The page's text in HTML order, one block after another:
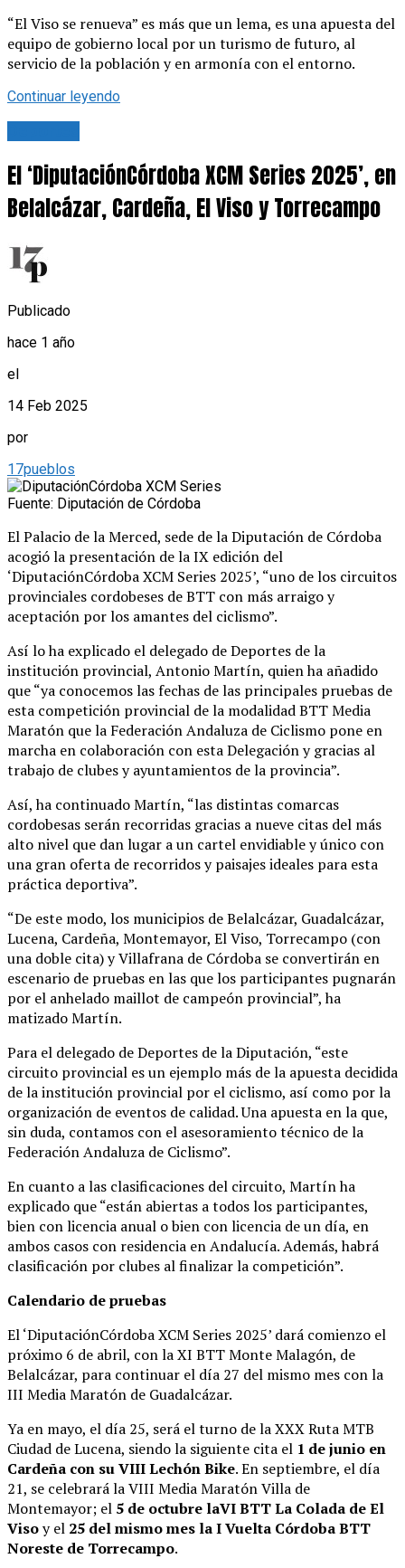
“El Viso se renueva” es más que un lema, es una apuesta del
equipo de gobierno local por un turismo de futuro, al
servicio de la población y en armonía con el entorno.
Continuar leyendo
El ‘DiputaciónCórdoba XCM Series 2025’, en
Belalcázar, Cardeña, El Viso y Torrecampo
Publicado
hace 1 año
el
14 Feb 2025
por
17pueblos
Fuente: Diputación de Córdoba
El Palacio de la Merced, sede de la Diputación de Córdoba
acogió la presentación de la IX edición del
‘DiputaciónCórdoba XCM Series 2025’, “uno de los circuitos
provinciales cordobeses de BTT con más arraigo y
aceptación por los amantes del ciclismo”.
Así lo ha explicado el delegado de Deportes de la
institución provincial, Antonio Martín, quien ha añadido
que “ya conocemos las fechas de las principales pruebas de
esta competición provincial de la modalidad BTT Media
Maratón que la Federación Andaluza de Ciclismo pone en
marcha en colaboración con esta Delegación y gracias al
trabajo de clubes y ayuntamientos de la provincia”.
Así, ha continuado Martín, “las distintas comarcas
cordobesas serán recorridas gracias a nueve citas del más
alto nivel que dan lugar a un cartel envidiable y único con
una gran oferta de recorridos y paisajes ideales para esta
práctica deportiva”.
“De este modo, los municipios de Belalcázar, Guadalcázar,
Lucena, Cardeña, Montemayor, El Viso, Torrecampo (con
una doble cita) y Villafrana de Córdoba se convertirán en
escenario de pruebas en las que los participantes pugnarán
por el anhelado maillot de campeón provincial”, ha
matizado Martín.
Para el delegado de Deportes de la Diputación, “este
circuito provincial es un ejemplo más de la apuesta decidida
de la institución provincial por el ciclismo, así como por la
organización de eventos de calidad. Una apuesta en la que,
sin duda, contamos con el asesoramiento técnico de la
Federación Andaluza de Ciclismo”.
En cuanto a las clasificaciones del circuito, Martín ha
explicado que “están abiertas a todos los participantes,
bien con licencia anual o bien con licencia de un día, en
ambos casos con residencia en Andalucía. Además, habrá
clasificación por clubes al finalizar la competición”.
Calendario de pruebas
El ‘DiputaciónCórdoba XCM Series 2025’ dará comienzo el
próximo 6 de abril, con la XI BTT Monte Malagón, de
Belalcázar, para continuar el día 27 del mismo mes con la
III Media Maratón de Guadalcázar.
Ya en mayo, el día 25, será el turno de la XXX Ruta MTB
Ciudad de Lucena, siendo la siguiente cita el 1 de junio en
Cardeña con su VIII Lechón Bike. En septiembre, el día
21, se celebrará la VIII Media Maratón Villa de
Montemayor; el 5 de octubre laVI BTT La Colada de El
Visoy el 25 del mismo mes la I Vuelta Córdoba BTT
Noreste de Torrecampo.